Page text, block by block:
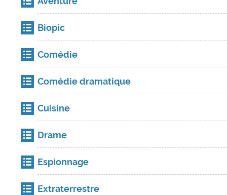
Biopic
Comédie
Comédie dramatique
Cuisine
Drame
Espionnage
Extraterrestre